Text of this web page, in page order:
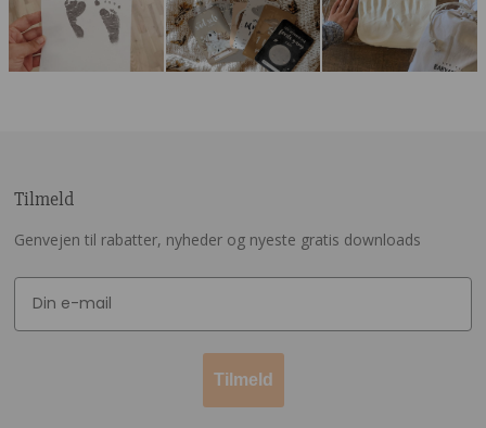
Tilmeld
Genvejen til rabatter, nyheder og nyeste gratis downloads
Tilmeld